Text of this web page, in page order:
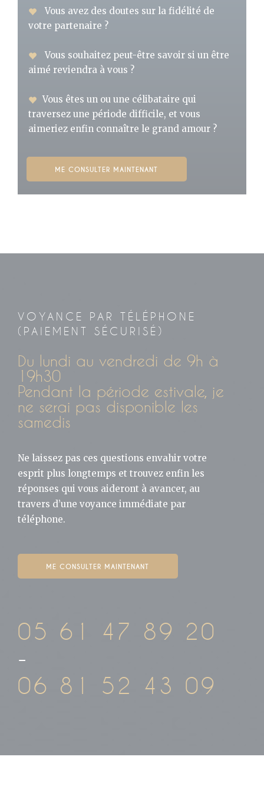
Vous avez des doutes sur la fidélité de
votre partenaire ?
Vous souhaitez peut-être savoir si un être
aimé reviendra à vous ?
Vous êtes un ou une célibataire qui
traversez une période difficile, et vous
aimeriez enfin connaître le grand amour ?
ME CONSULTER MAINTENANT
VOYANCE PAR TÉLÉPHONE
(PAIEMENT SÉCURISÉ)
Du lundi au vendredi de 9h à
19h30
Pendant la période estivale, je
ne serai pas disponible les
samedis
Ne laissez pas ces questions envahir votre
esprit plus longtemps et trouvez enfin les
réponses qui vous aideront à avancer, au
travers d’une voyance immédiate par
téléphone.
ME CONSULTER MAINTENANT
05 61 47 89 20
-
06 81 52 43 09